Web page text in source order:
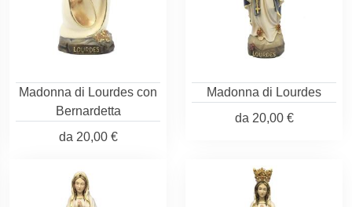
Madonna di Lourdes con
Bernardetta
da 20,00 €
Madonna di Lourdes
da 20,00 €